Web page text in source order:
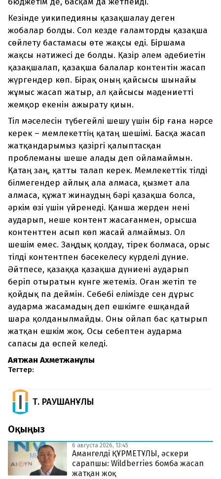
Кезінде уикипедияны қазақшалау деген
жобалар болды. Сол кезде ғаламторды қазақша
сөйлету бастамасы өте жақсы еді. Біршама
жақсы нәтижесі де болды. Қазір әлем әдебиетін
қазақшалап, қазақша балалар контентін жасап
жүргендер көп. Бірақ оның қайсысы шынайы
жұмыс жасап жатыр, ал қайсысы мәдениетті
жемқор екенін ажырату қиын.
Тіл мәселесін түбегейлі шешу үшін бір ғана нәрсе
керек – мемлекеттің қатаң шешімі. Басқа жасап
жатқандарымыз қазіргі қалыптасқан
проблеманы шеше алады деп ойламаймын.
Қатаң заң, қатты талап керек. Мемлекеттік тілді
білмегендер айлық ала алмаса, қызмет ала
алмаса, құжат жинаудың бәрі қазақша болса,
әркім өзі үшін үйренеді. Қанша жерден нені
аударып, неше контент жасағанмен, орысша
контенттен асып көп жасай алмаймыз. Ол
шешім емес. Заңдық қолдау, тірек болмаса, орыс
тілді контентпен бәсекелесу күрделі дүние.
Әйтпесе, қазаққа қазақша дүниені аударып
беріп отыратын күнге жетеміз. Оған жетіп те
қойдық па деймін. Себебі елімізде сен дұрыс
аударма жасамадың деп ешкімге ешқандай
шара қолданылмайды. Оны ойлап бас қатырып
жатқан ешкім жоқ. Осы себептен аударма
сапасы да өспей келеді.
Аятжан Ахметжанұлы
Тегтер:
Т. РАУШАНҰЛЫ
Оқыңыз
6 августа 2026, 13:45
Амангелді ҚҰРМЕТҰЛЫ, әскери
сарапшы: Wildberries бомба жасап
жатқан жоқ